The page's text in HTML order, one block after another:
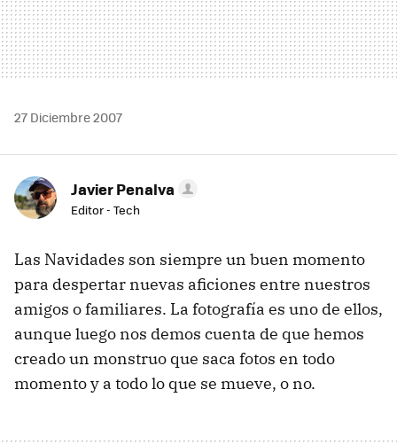
27 Diciembre 2007
Javier Penalva
Editor - Tech
Las Navidades son siempre un buen momento
para despertar nuevas aficiones entre nuestros
amigos o familiares. La fotografía es uno de ellos,
aunque luego nos demos cuenta de que hemos
creado un monstruo que saca fotos en todo
momento y a todo lo que se mueve, o no.